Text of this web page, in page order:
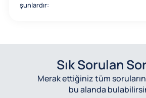
şunlardır:
Sık Sorulan
Merak ettiğiniz tüm soruların
bu alanda